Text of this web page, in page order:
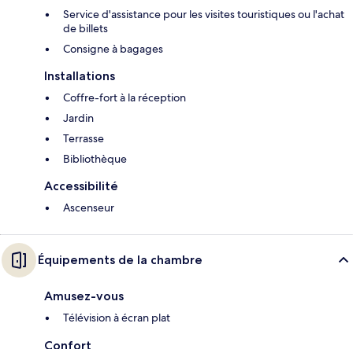
Service d'assistance pour les visites touristiques ou l'achat
de billets
Consigne à bagages
Installations
Coffre-fort à la réception
Jardin
Terrasse
Bibliothèque
Accessibilité
Ascenseur
Équipements de la chambre
Amusez-vous
Télévision à écran plat
Confort